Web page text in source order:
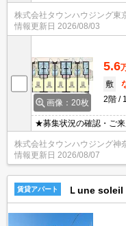
株式会社タウンハウジング東
情報更新日 2026/08/03
画像：20枚
5.6
敷
2階
★募集状況の確認・ご
株式会社タウンハウジング神
情報更新日 2026/08/07
賃貸アパート Ｌune